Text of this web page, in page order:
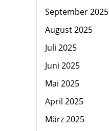
September 2025
August 2025
Juli 2025
Juni 2025
Mai 2025
April 2025
März 2025